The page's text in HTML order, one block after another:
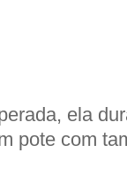
ela
pote com